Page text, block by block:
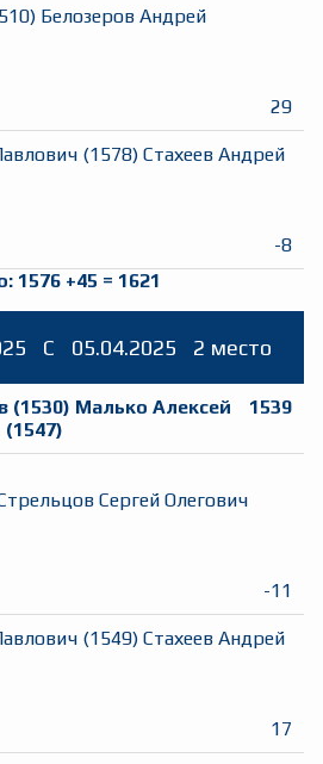
) Белозеров Андрей
29
(1578) Стахеев Андрей
-8
1576 +45 = 1621
C 05.04.2025 2 место
(1530) Малько Алексей
(1547)
1539
Сергей Олегович
-11
(1549) Стахеев Андрей
17